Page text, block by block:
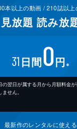
本以上の動画 /210誌以
見放題 読み放
31 日間0円 ※
翌日が属する月から月額料金が
せん。
最新作のレンタルに使える